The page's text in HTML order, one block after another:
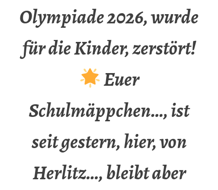
Olympiade 2026, wurde
für die Kinder, zerstört!
Euer
Schulmäppchen…, ist
seit gestern, hier, von
Herlitz…, bleibt aber